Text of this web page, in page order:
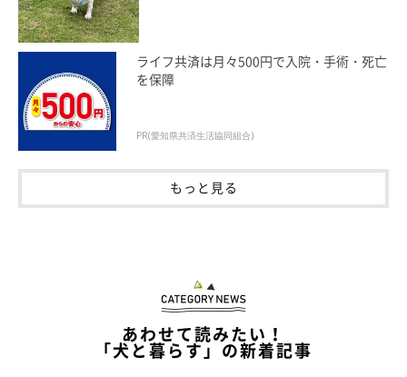
いぬのきもち投稿写真ギャラリー
飼い主さんと写っている写真や名札
愛犬が迷子になってしまったときの捜索用や、愛犬が保護されて
記しておいてください。また、避難先の場所を追記する油性ペン
も常備しておくと便利です。
ライフ共済は月々500円で入院・手術・死亡
を保障
PR(愛知県共済生活協同組合)
もっと見る
あわせて読みたい！
「犬と暮らす」の新着記事